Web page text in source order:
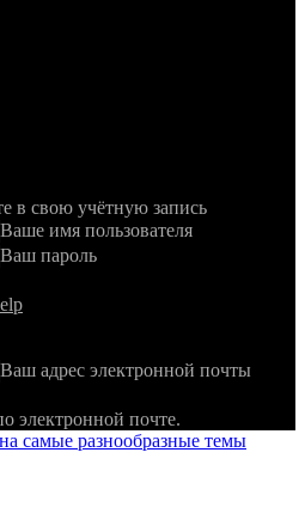
в свою учётную запись
Ваше имя пользователя
Ваш пароль
Ваш адрес электронной почты
электронной почте.
самые разнообразные темы